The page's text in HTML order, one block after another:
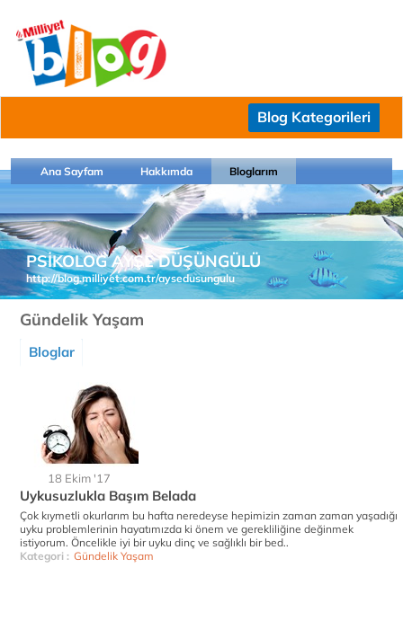
Blog Kategorileri
Ana Sayfam Hakkımda Bloglarım
PSİKOLOG AYŞE DÜŞÜNGÜLÜ
http://blog.milliyet.com.tr/aysedusungulu
Gündelik Yaşam
Bloglar
18 Ekim '17
Uykusuzlukla Başım Belada
Çok kıymetli okurlarım bu hafta neredeyse hepimizin zaman zaman yaşadığı
uyku problemlerinin hayatımızda ki önem ve gerekliliğine değinmek
istiyorum. Öncelikle iyi bir uyku dinç ve sağlıklı bir bed..
Kategori : Gündelik Yaşam